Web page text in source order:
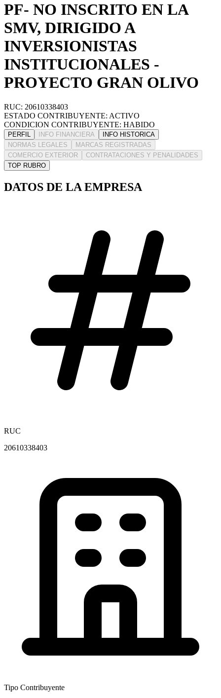
PF- NO INSCRITO EN LA
SMV, DIRIGIDO A
INVERSIONISTAS
INSTITUCIONALES -
PROYECTO GRAN OLIVO
RUC: 20610338403
ESTADO CONTRIBUYENTE: ACTIVO
CONDICION CONTRIBUYENTE: HABIDO
PERFIL INFO FINANCIERA
INFO HISTORICA
NORMAS LEGALES
MARCAS REGISTRADAS
COMERCIO EXTERIOR
CONTRATACIONES Y PENALIDADES
TOP RUBRO
DATOS DE LA EMPRESA
RUC
20610338403
Tipo Contribuyente